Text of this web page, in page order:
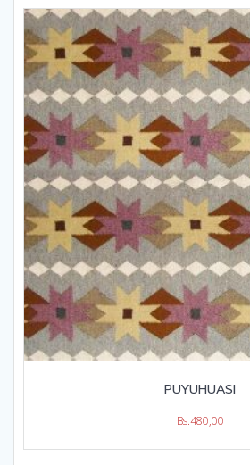
PUYUHUASI
Bs.480,00